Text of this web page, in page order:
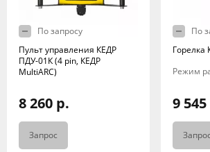
По запросу
Пульт управления КЕДР
ПДУ-01К (4 pin, КЕДР
MultiARC)
8 260 р.
Запрос
По
Горелка
Режим
9
Запрос